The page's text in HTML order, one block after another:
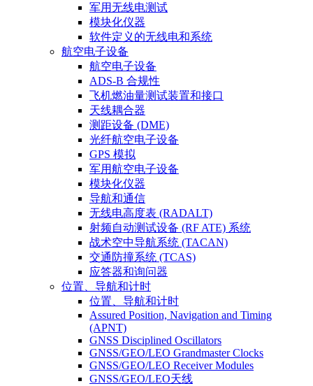
军用无线电测试
模块化仪器
软件定义的无线电和系统
航空电子设备
航空电子设备
ADS-B 合规性
飞机燃油量测试装置和接口
天线耦合器
测距设备 (DME)
光纤航空电子设备
GPS 模拟
军用航空电子设备
模块化仪器
导航和通信
无线电高度表 (RADALT)
射频自动测试设备 (RF ATE) 系统
战术空中导航系统 (TACAN)
交通防撞系统 (TCAS)
应答器和询问器
位置、导航和计时
位置、导航和计时
Assured Position, Navigation and Timing
(APNT)
GNSS Disciplined Oscillators
GNSS/GEO/LEO Grandmaster Clocks
GNSS/GEO/LEO Receiver Modules
GNSS/GEO/LEO天线